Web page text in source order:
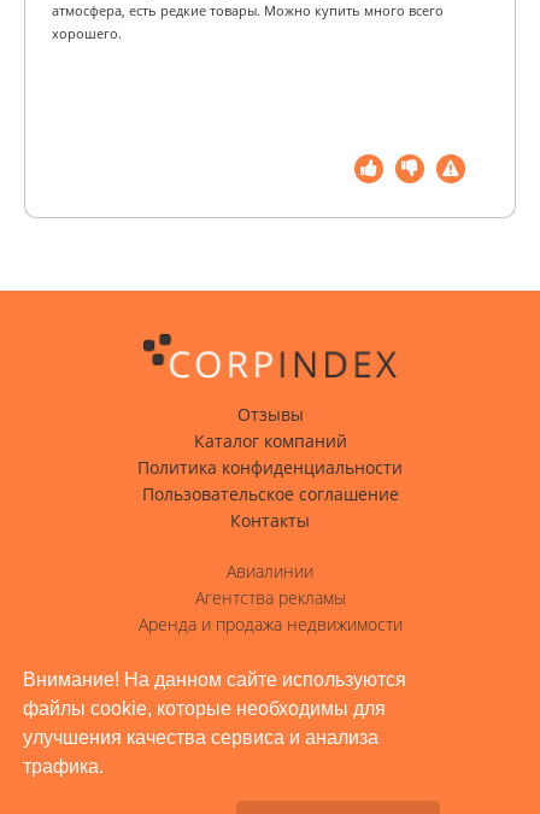
Внимание! На данном сайте используются
файлы cookie, которые необходимы для
улучшения качества сервиса и анализа
трафика.
атмосфера, есть редкие товары. Можно купить много всего
хорошего.
Отзывы
Каталог компаний
Политика конфиденциальности
Пользовательское соглашение
Контакты
Авиалинии
Агентства рекламы
Аренда и продажа недвижимости
Гостиницы, отели
Доставка грузов
Заводы, промышленность